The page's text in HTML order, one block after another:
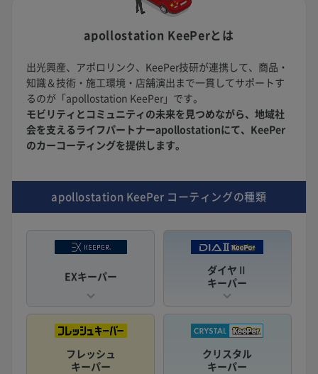
apollostation KeePerとは
出光興産、アポロリンク、KeePer技研が連携して、商品・
知識＆技術・施工環境・店舗演出まで一貫してサポートす
るのが「apollostation KeePer」です。
モビリティとコミュニティの未来を見つめながら、地域社
会を支えるライフパートナーapollostationにて、KeePer
のカーコーティングを提供します。
apollostation KeePer コーティングの種類
EXキーパー
ダイヤⅡ
キーパー
フレッシュ
キーパー
クリスタル
キーパー